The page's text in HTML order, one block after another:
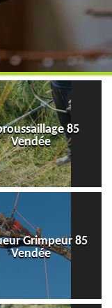
85
Vendée
Grimpeur 85
Vendée